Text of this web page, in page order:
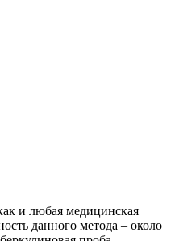
и любая медицинская
данного метода – около